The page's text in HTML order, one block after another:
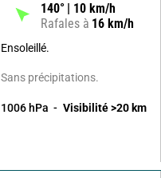
140° 10 km/h
Rafales à 16 km/h
Ensoleillé.
Sans précipitations.
1006 hPa Visibilité >20 km